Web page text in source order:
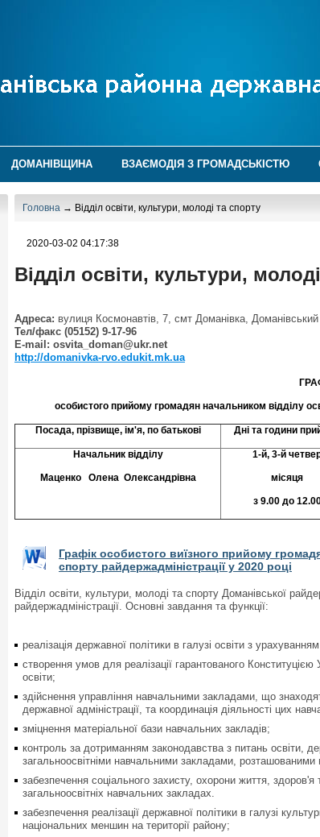
ДОМАНІВЩИНА ВЗАЄМОДІЯ З ГРОМАДСЬКІСТЮ
Головна → Відділ освіти, культури, молоді та спорту
2020-03-02 04:17:38
Відділ освіти, культури,
Адреса: вулиця Космонавтів, 7, смт Доманівка,
Тел/факс (05152) 9-17-96
E-mail: osvita_doman@ukr.net
http://domanivka-rvo.edukit.mk.ua
особистого прийому громадян начальником відділу
Посада,прізвище, ім'я, по батькові Днітагодини
Начальник відділу
Маценко Олена Олександрівна
1-й, 3-й
місяця
з 9.00 до 12
Графік особистого виїзного прийому
спорту райдержадміністраціїу 2020 році
Відділ освіти, культури, молоді та спорту Доманівської
райдержадміністрації. Основні завдання та функції:
реалізація державної політики в галузі освіти з
створення умов для реалізації гарантованого
освіти;
здійснення управління навчальними закладами, що
державної адміністрації, та координація діяльності цих
зміцнення матеріальної бази навчальних закладів;
контроль за дотриманням законодавства з питань освіти,
загальноосвітніми навчальними закладами, розташованими
забезпечення соціального захисту, охорони життя,
загальноосвітніх навчальних закладах.
забезпечення реалізації державної політики в галузі
національних меншин на території району;